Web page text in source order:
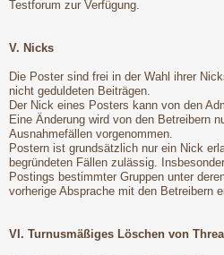
Testforum zur Verfügung.
V. Nicks
Die Poster sind frei in der Wahl ihrer
nicht geduldeten Beiträgen.
Der Nick eines Posters kann von den
Eine Änderung wird von den Betreibern
Ausnahmefällen vorgenommen.
Postern ist grundsätzlich nur ein Nick
begründeten Fällen zulässig.
Postings bestimmter Gruppen unter
vorherige Absprache mit den Betreibern
VI. Turnusmäßiges Löschen von